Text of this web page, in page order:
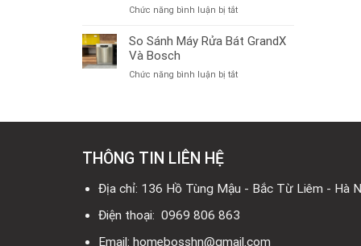
2026:
Nghệ
Hướng
Hiệu
Chức năng bình luận bị tắtở
sánh
Smooth
HS25-
540
So Sánh Máy Rửa Bát GrandX
Và Bosch
Chức năng bình luận bị tắtở
Bosch
THÔNG TIN LIÊN HỆ
Địa chỉ: 136 Hồ Tùng Mậu - Bắc Từ Liêm - Hà
Điện thoại: 0969 806 863
Email: homebosshn@gmail.com